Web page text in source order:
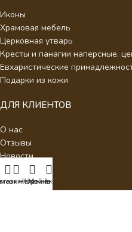
Иконы
Храмовая мебель
Церковная утварь
Кресты и панагии наперсные,
Евхаристические
Подарки из кожи
ДЛЯ КЛИЕНТОВ
О нас
Отзывы
Новости
Каталог
Контакты
желаний
Корзина
Мой аккаунт